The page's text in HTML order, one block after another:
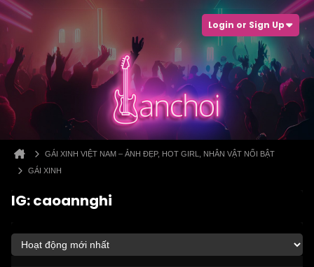
Login or Sign Up
GÁI XINH VIỆT NAM – ẢNH ĐẸP, HOT GIRL, NHÂN VẬT NỔI BẬT
GÁI XINH
IG: caoannghi